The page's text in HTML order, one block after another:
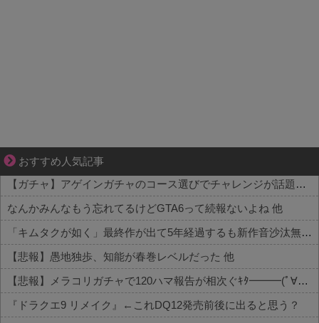
おすすめ人気記事
平穏が少しずつ壊れていく家族の物語。
【ガチャ】アゲインガチャのコース選びでチャレンジが話題！？詳細はコチラ 他
なんかみんなもう忘れてるけどGTA6って続報ないよね 他
「キムタクが如く」最終作が出て5年経過するも新作音沙汰無し 他
【悲報】愚地独歩、知能が春巻レベルだった 他
【悲報】メラコリガチャで120ハマ報告が相次ぐｷﾀ━━━(ﾟ∀ﾟ)━━━!! 他
『ドラクエ9 リメイク』←これDQ12発売前後に出ると思う？